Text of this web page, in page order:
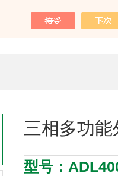
D16三相多功能外置互感器双
三相多功
型号：